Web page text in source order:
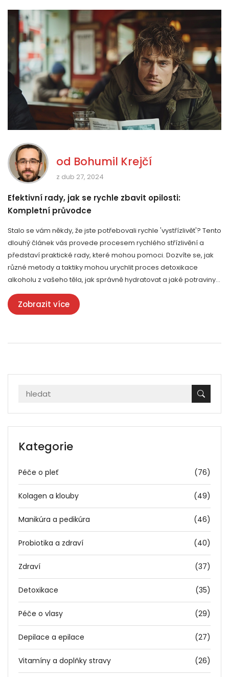
od Bohumil Krejčí
z dub 27, 2024
Efektivní rady, jak se rychle zbavit opilosti:
Kompletní průvodce
Stalo se vám někdy, že jste potřebovali rychle 'vystřízlivět'? Tento
dlouhý článek vás provede procesem rychlého střízlivění a
představí praktické rady, které mohou pomoci. Dozvíte se, jak
různé metody a taktiky mohou urychlit proces detoxikace
alkoholu z vašeho těla, jak správně hydratovat a jaké potraviny
konzumovat pro podporu vašeho organismu při zotavování.
Zobrazit více
Kategorie
Péče o pleť (76)
Kolagen a klouby (49)
Manikúra a pedikúra (46)
Probiotika a zdraví (40)
Zdraví (37)
Detoxikace (35)
Péče o vlasy (29)
Depilace a epilace (27)
Vitamíny a doplňky stravy (26)